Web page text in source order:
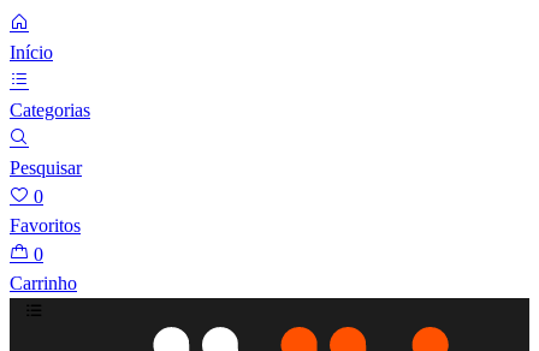
Início
Categorias
Pesquisar
0
Favoritos
0
Carrinho